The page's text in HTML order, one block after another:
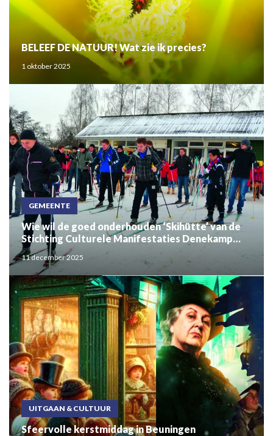
BELEEF DE NATUUR! Wat zie ik precies?
1 oktober 2025
GEMEENTE
Wie wil de goed onderhouden ‘Skihütte’ van de
Stichting Culturele Manifestaties Denekamp
hebben?
11 december 2025
UITGAAN & CULTUUR
Sfeervolle kerstmiddag in Beuningen